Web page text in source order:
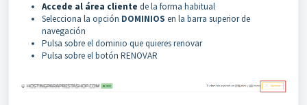
Accede al área cliente de la forma habitual
Selecciona la opción DOMINIOS en la barra superior de
navegación
Pulsa sobre el dominio que quieres renovar
Pulsa sobre el botón RENOVAR